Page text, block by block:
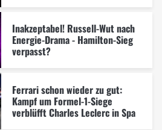
Inakzeptabel! Russell-Wut nach
Energie-Drama - Hamilton-Sieg
verpasst?
Ferrari schon wieder zu gut:
Kampf um Formel-1-Siege
verblüfft Charles Leclerc in Spa